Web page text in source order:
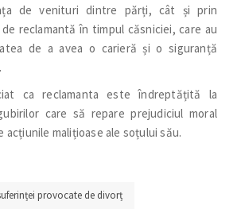
de venituri dintre părți, cât și prin
reclamantă în timpul căsniciei, care au
de a avea o carieră și o siguranță
ca reclamanta este îndreptățită la
care să repare prejudiciul moral
acțiunile malițioase ale soțului său.
provocate de divorț